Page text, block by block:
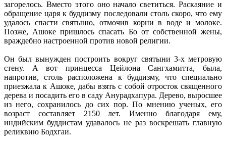
загорелось. Вместо этого оно начало светиться. Раскаяние и
обращение царя к буддизму последовали столь скоро, что ему
удалось спасти святыню, отмочив корни в воде и молоке.
Позже, Ашоке пришлось спасать Бо от собственной жены,
враждебно настроенной против новой религии.
Он был вынужден построить вокруг святыни 3-х метровую
стену. А вот принцесса Цейлона Сангхамитта, была,
напротив, столь расположена к буддизму, что специально
приезжала к Ашоке, дабы взять с собой отросток священного
дерева и посадить его в саду Анурадхапура. Дерево, выросшее
из него, сохранилось до сих пор. По мнению ученых, его
возраст составляет 2150 лет. Именно благодаря ему,
индийским буддистам удавалось не раз воскрешать главную
реликвию Бодхгаи.